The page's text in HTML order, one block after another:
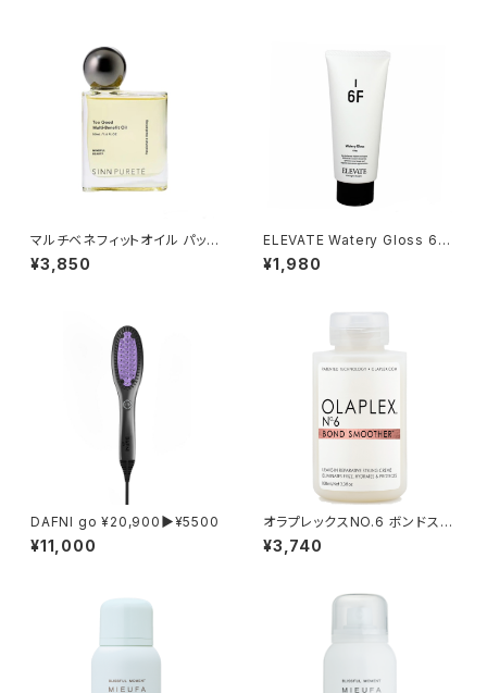
マルチベネフィットオイル パッシ
ョネートアウェイクニング
¥3,850
ELEVATE Watery Gloss 6F 1
50ｇ
¥1,980
DAFNI go ¥20,900▶︎¥5500
¥11,000
オラプレックスNO.6 ボンドスム
ーサー『洗い流さないトリートメ
ント』100ml
¥3,740